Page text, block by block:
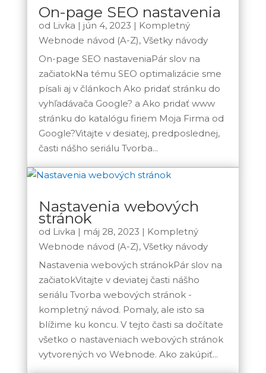
On-page SEO nastavenia
od Livka | jún 4, 2023 | Kompletný
Webnode návod (A-Z), Všetky návody
On-page SEO nastaveniaPár slov na
začiatokNa tému SEO optimalizácie sme
písali aj v článkoch Ako pridať stránku do
vyhľadávača Google? a Ako pridať www
stránku do katalógu firiem Moja Firma od
Google?Vitajte v desiatej, predposlednej,
časti nášho seriálu Tvorba...
Nastavenia webových
stránok
od Livka | máj 28, 2023 | Kompletný
Webnode návod (A-Z), Všetky návody
Nastavenia webových stránokPár slov na
začiatokVitajte v deviatej časti nášho
seriálu Tvorba webových stránok -
kompletný návod. Pomaly, ale isto sa
blížime ku koncu. V tejto časti sa dočítate
všetko o nastaveniach webových stránok
vytvorených vo Webnode. Ako zakúpiť...